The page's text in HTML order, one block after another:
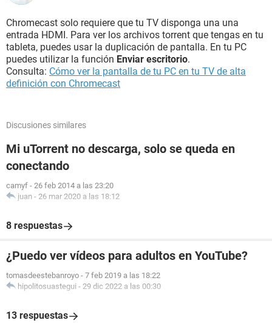
Chromecast solo requiere que tu TV disponga una una
entrada HDMI. Para ver los archivos torrent que tengas en tu
tableta, puedes usar la duplicación de pantalla. En tu PC
puedes utilizar la función Enviar escritorio.
Consulta: Cómo ver la pantalla de tu PC en tu TV de alta
definición con Chromecast
Discusiones similares
Mi uTorrent no descarga, solo se queda en
conectando
camyf - 26 feb 2014 a las 23:20
juan - 26 mar 2020 a las 18:12
8 respuestas
¿Puedo ver vídeos para adultos en YouTube?
tomasdeestebanroyo - 7 feb 2019 a las 18:22
hipolitosuastegui - 29 dic 2022 a las 00:30
13 respuestas